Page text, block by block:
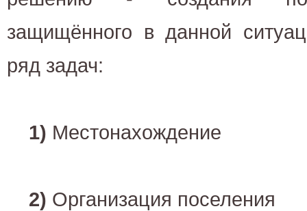
защищённого в данной
ряд задач:
1) Местонахождение
2) Организация поселения